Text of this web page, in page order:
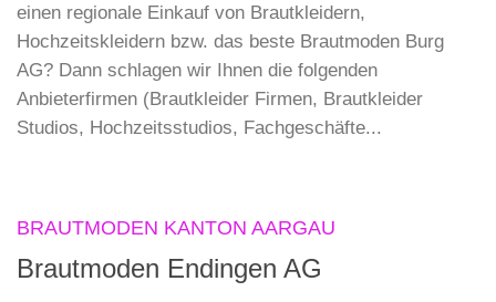
einen regionale Einkauf von Brautkleidern,
Hochzeitskleidern bzw. das beste Brautmoden Burg
AG? Dann schlagen wir Ihnen die folgenden
Anbieterfirmen (Brautkleider Firmen, Brautkleider
Studios, Hochzeitsstudios, Fachgeschäfte...
BRAUTMODEN KANTON AARGAU
Brautmoden Endingen AG